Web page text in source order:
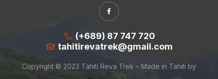
(+689) 87 747 720
tahitirevatrek@gmail.com
Copyright © 2023 Tahiti Reva Trek – Made in Tahiti by